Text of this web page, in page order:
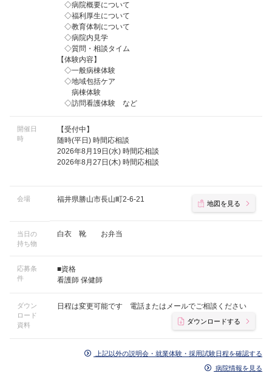
◇病院概要について
◇福利厚生について
◇教育体制について
◇病院内見学
◇質問・相談タイム
【体験内容】
◇一般病棟体験
◇地域包括ケア
病棟体験
◇訪問看護体験 など
開催日
時
【受付中】
随時(平日) 時間応相談
2026年8月19日(水) 時間応相談
2026年8月27日(木) 時間応相談
会場 福井県勝山市長山町2-6-21 地図を見る
当日の
持ち物
白衣 靴 お弁当
応募条
件
■資格
看護師 保健師
ダウン
ロード
資料
日程は変更可能です 電話またはメールでご相談ください
ダウンロードする
上記以外の説明会・就業体験・採用試験日程を確認する
病院情報を見る